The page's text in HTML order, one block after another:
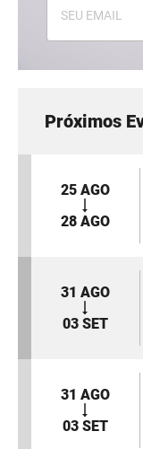
Próximos
25 AGO
28 AGO
31 AGO
03 SET
31 AGO
03 SET